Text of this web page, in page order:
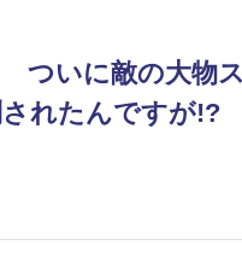
ついに敵の大物
れたんですが!?